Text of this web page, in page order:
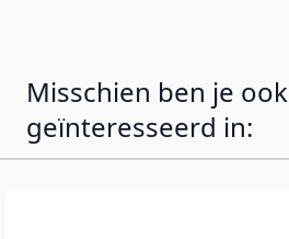
Misschien ben je ook
geïnteresseerd in: